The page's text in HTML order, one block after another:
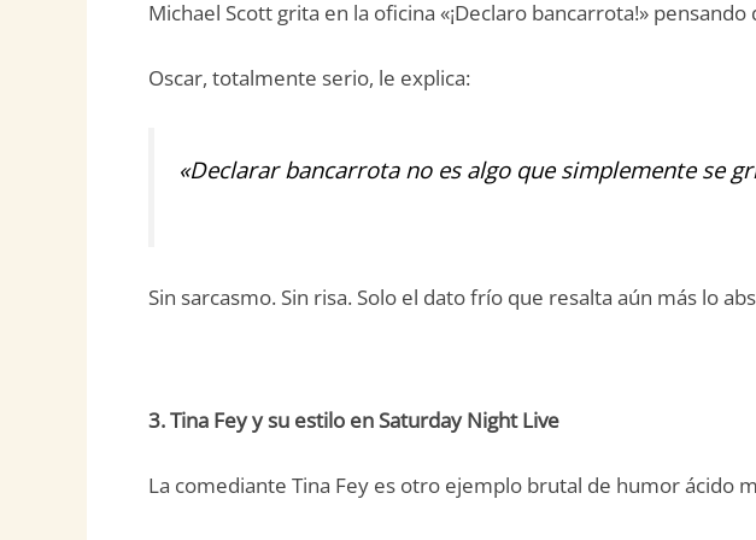
Michael Scott grita en la oficina «¡Declaro bancarrota!»
Oscar, totalmente serio, le explica:
«Declarar bancarrota no es algo que simplemente se
Sin sarcasmo. Sin risa. Solo el dato frío que resalta aún más lo
3. Tina Fey y su estilo en Saturday Night Live
La comediante Tina Fey es otro ejemplo brutal de humor ácido